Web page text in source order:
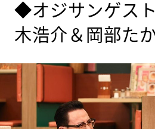
◆オジサンゲス
木浩介＆岡部た